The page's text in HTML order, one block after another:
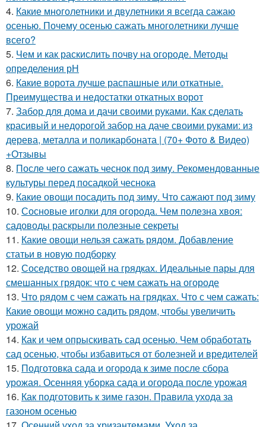
4. Какие многолетники и двулетники я всегда сажаю
осенью. Почему осенью сажать многолетники лучше
всего?
5. Чем и как раскислить почву на огороде. Методы
определения рН
6. Какие ворота лучше распашные или откатные.
Преимущества и недостатки откатных ворот
7. Забор для дома и дачи своими руками. Как сделать
красивый и недорогой забор на даче своими руками: из
дерева, металла и поликарбоната | (70+ Фото & Видео)
+Отзывы
8. После чего сажать чеснок под зиму. Рекомендованные
культуры перед посадкой чеснока
9. Какие овощи посадить под зиму. Что сажают под зиму
10. Сосновые иголки для огорода. Чем полезна хвоя:
садоводы раскрыли полезные секреты
11. Какие овощи нельзя сажать рядом. Добавление
статьи в новую подборку
12. Соседство овощей на грядках. Идеальные пары для
смешанных грядок: что с чем сажать на огороде
13. Что рядом с чем сажать на грядках. Что с чем сажать:
Какие овощи можно садить рядом, чтобы увеличить
урожай
14. Как и чем опрыскивать сад осенью. Чем обработать
сад осенью, чтобы избавиться от болезней и вредителей
15. Подготовка сада и огорода к зиме после сбора
урожая. Осенняя уборка сада и огорода после урожая
16. Как подготовить к зиме газон. Правила ухода за
газоном осенью